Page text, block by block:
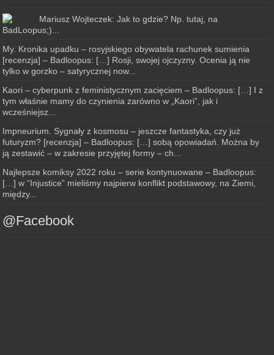
Mariusz Wojteczek: Jak to gdzie? Np. tutaj, na
BadLoopus;)...
My. Kronika upadku – rosyjskiego obywatela rachunek sumienia
[recenzja] – Badloopus: […] Rosji, swojej ojczyzny. Ocenia ją nie
tylko w gorzko – satyrycznej now...
Kaori – cyberpunk z feministycznym zacięciem – Badloopus: […] I z
tym właśnie mamy do czynienia zarówno w „Kaori”, jak i
wcześniejsz...
Impneurium. Sygnały z kosmosu – jeszcze fantastyka, czy już
futuryzm? [recenzja] – Badloopus: […] sobą opowiadań. Można by
ją zestawić – w zakresie przyjętej formy – ch...
Najlepsze komiksy 2022 roku – serie kontynuowane – Badloopus:
[…] w “Injustice” mieliśmy najpierw konflikt podstawowy, na Ziemi,
między...
@Facebook